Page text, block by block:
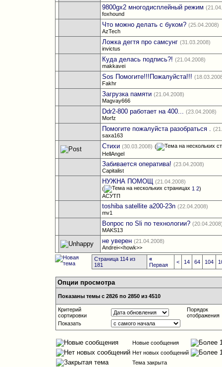
9800gx2 многодисплейный режим
foxhound
Что можно делать с буком? (25.04.2008)
AzTech
Ложка дегтя про самсунг (31.03.2008)
invictus
Куда делась подпись?! (21.04.2008)
makkavei
Sos Помогите!!!Пожалуйста!!!
Fakhr
Загрузка памяти (21.04.2008)
Magvay666
Ddr2-800 работает на 400... (23.04.2008)
Morfz
Помогите пожалуйста разобраться .
saxa163
Стихи (30.03.2008) (
HellAngel
Забивается оператива! (23.04.2008)
Capitalist
НУЖНА ПОМОЩ (21.04.2008)
(
1 2)
АСУТП
toshiba satellite a200-23n (22.04.2008)
mv1
Вопрос по Sli по технологии?
MAKS13
не уверен (21.04.2008)
Andrei<<howk>>
Страница 114 из
181
«
Первая
< 14 64 104
Опции просмотра
Показаны темы с 2826 по 2850 из 4510
Критерий
сортировки
Порядок
отображения
Показать
Новые сообщения
Нет новых сообщений
Тема закрыта